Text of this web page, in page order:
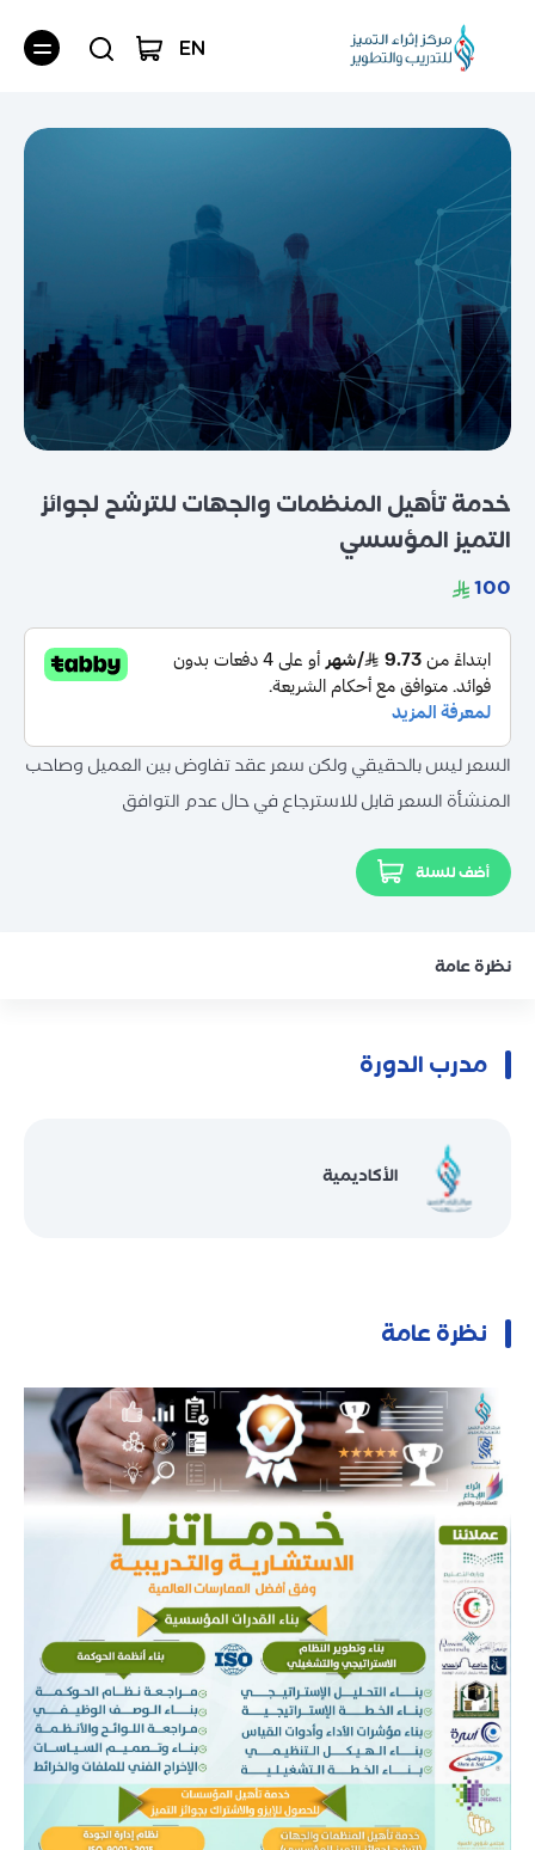
EN
خدمة تأهيل المنظمات والجهات للترشح لجوائز
التميز المؤسسي
السعر ليس بالحقيقي ولكن سعر عقد تفاوض بين العميل وصاحب
المنشأة السعر قابل للاسترجاع في حال عدم التوافق
أضف للسلة
نظرة عامة
مدرب الدورة
الأكاديمية
نظرة عامة